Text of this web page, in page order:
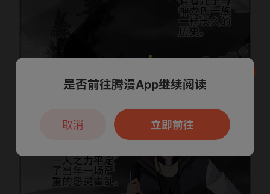
本章节仅支持App阅读，可打开App新用
户7天免费看
是否前往腾漫App继续阅读
立即前往
取消